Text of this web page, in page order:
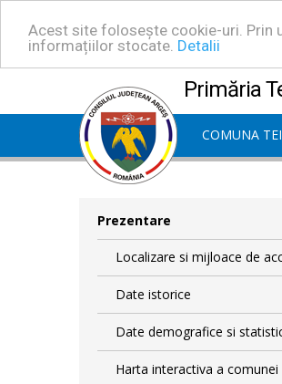
Acest site folosește cookie-uri. Prin
informațiilor stocate. Detalii
Primăria
COMUNA
Prezentare
Localizare si mijloace de
Date istorice
Date demografice si
Harta interactiva a comunei